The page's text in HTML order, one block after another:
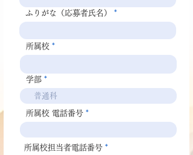
ふりがな（応募者氏名）
所属校
学部
所属校 電話番号
所属校担当者電話番号